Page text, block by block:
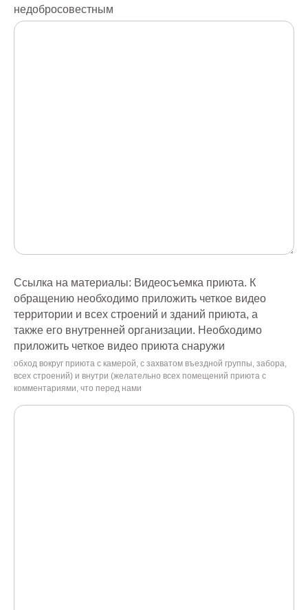
недобросовестным
Ссылка на материалы: Видеосъемка приюта. К
обращению необходимо приложить четкое видео
территории и всех строений и зданий приюта, а
также его внутренней организации. Необходимо
приложить четкое видео приюта снаружи
обход вокруг приюта с камерой, с захватом въездной группы, забора,
всех строений) и внутри (желательно всех помещений приюта с
комментариями, что перед нами